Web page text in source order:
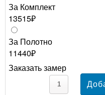
За Комплект
13515₽
За Полотно
11440₽
Заказать замер